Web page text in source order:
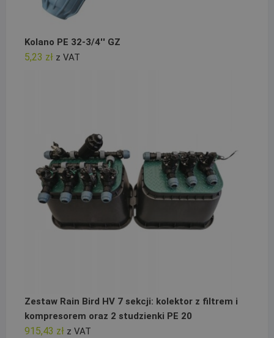
Kolano PE 32-3/4'' GZ
5,23 zł z VAT
Zestaw Rain Bird HV 7 sekcji: kolektor z filtrem i
kompresorem oraz 2 studzienki PE 20
915,43 zł z VAT